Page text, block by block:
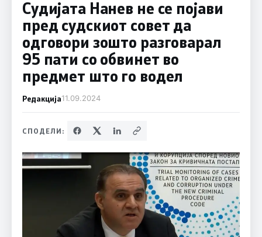
Судијата Нанев не се појави
пред судскиот совет да
одговори зошто разговарал
95 пати со обвинет во
предмет што го водел
Редакција11.09.2024
СПОДЕЛИ: